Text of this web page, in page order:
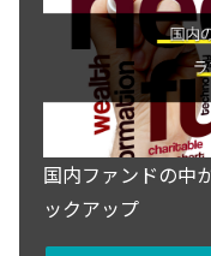
国内ファンドの中
ックアップ